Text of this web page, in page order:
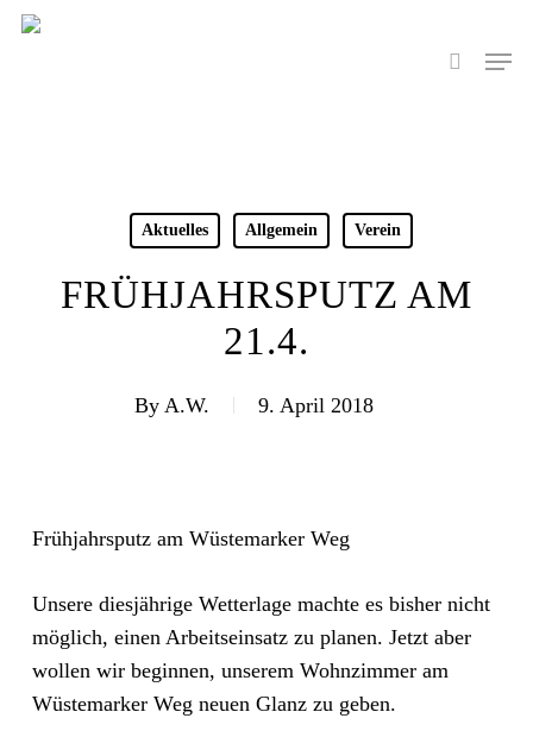
Skip
search
Menu
Aktuelles Allgemein Verein
FRÜHJAHRSPUTZ AM
21.4.
By A.W. 9. April 2018
Frühjahrsputz am Wüstemarker Weg
Unsere diesjährige Wetterlage machte es bisher nicht
möglich, einen Arbeitseinsatz zu planen. Jetzt aber
wollen wir beginnen, unserem Wohnzimmer am
Wüstemarker Weg neuen Glanz zu geben.